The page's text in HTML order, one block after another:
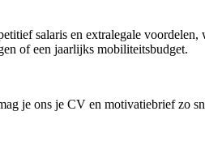
salaris en extralegale
of een jaarlijks mobiliteitsbudget.
je ons je CV en motivatiebrief zo